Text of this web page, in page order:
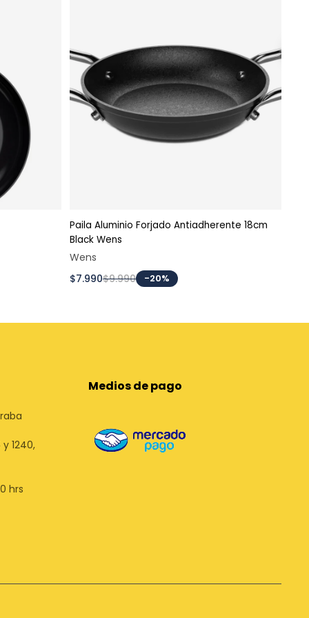
Agregar al carrito
Paila Aluminio Forjado Antiadherente 18cm
Black Wens
Wens
$7.990$9.990 -20%
1240,
hrs
Medios de pago